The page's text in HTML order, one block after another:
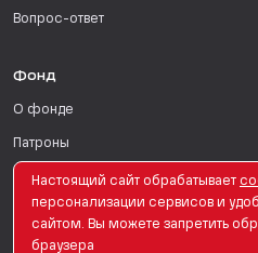
Вопрос-ответ
Фонд
О фонде
Патроны
Поддержать
Для СМИ
Настоящий сайт обрабатывает
персонализации сервисов и
сайтом. Вы можете запретить
браузера